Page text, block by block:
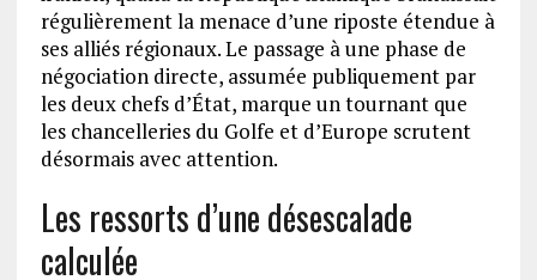
régulièrement la menace d’une riposte étendue à
ses alliés régionaux. Le passage à une phase de
négociation directe, assumée publiquement par
les deux chefs d’État, marque un tournant que
les chancelleries du Golfe et d’Europe scrutent
désormais avec attention.
Les ressorts d’une désescalade
calculée